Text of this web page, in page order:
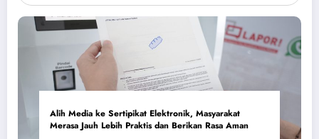
Alih Media ke Sertipikat Elektronik, Masyarakat
Merasa Jauh Lebih Praktis dan Berikan Rasa Aman